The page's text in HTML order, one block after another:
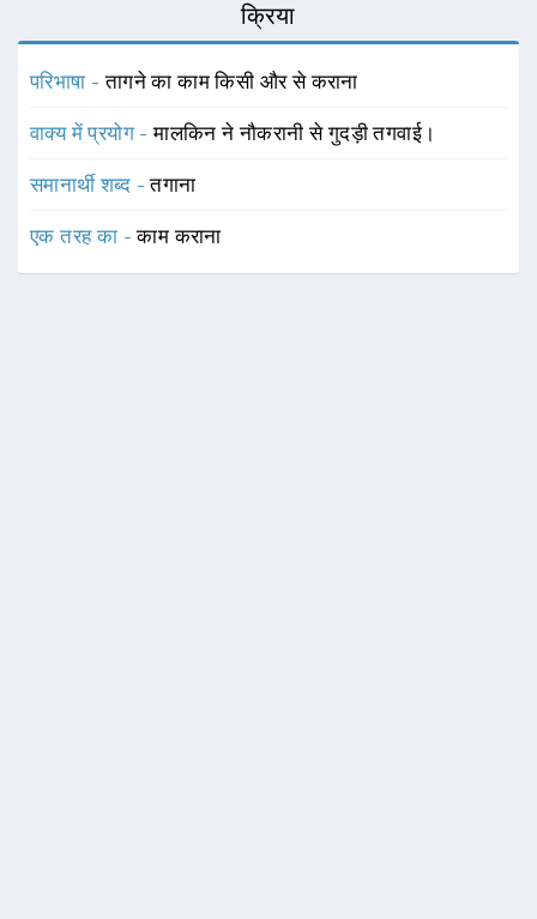
क्रिया
परिभाषा -तागने का काम किसी और से कराना
वाक्य में प्रयोग -मालकिन ने नौकरानी से गुदड़ी तगवाई।
समानार्थी शब्द -तगाना
एक तरह का -काम कराना